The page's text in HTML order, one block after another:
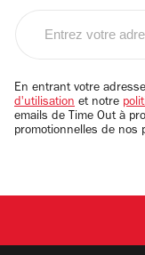
email
En entrant votre
d'utilisation et notre
emails de Time Out à
promotionnelles de nos